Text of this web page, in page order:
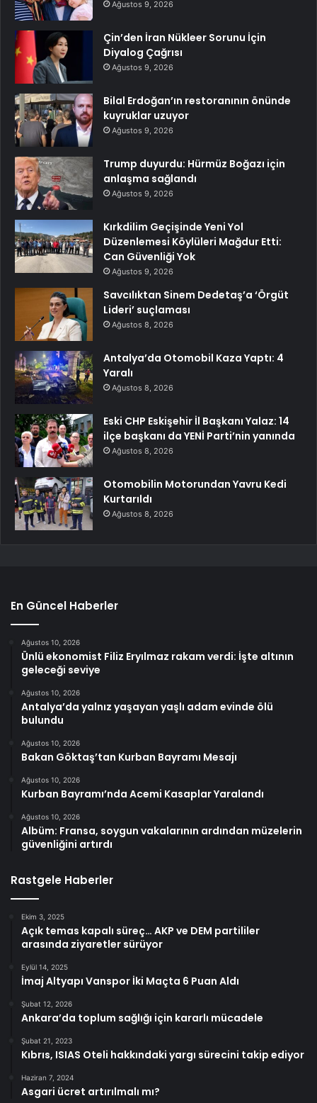
Ağustos 9, 2026
Çin’den İran Nükleer Sorunu İçin
Diyalog Çağrısı
Ağustos 9, 2026
Bilal Erdoğan’ın restoranının önünde
kuyruklar uzuyor
Ağustos 9, 2026
Trump duyurdu: Hürmüz Boğazı için
anlaşma sağlandı
Ağustos 9, 2026
Kırkdilim Geçişinde Yeni Yol
Düzenlemesi Köylüleri Mağdur Etti:
Can Güvenliği Yok
Ağustos 9, 2026
Savcılıktan Sinem Dedetaş’a ‘Örgüt
Lideri’ suçlaması
Ağustos 8, 2026
Antalya’da Otomobil Kaza Yaptı: 4
Yaralı
Ağustos 8, 2026
Eski CHP Eskişehir İl Başkanı Yalaz: 14
ilçe başkanı da YENİ Parti’nin yanında
Ağustos 8, 2026
Otomobilin Motorundan Yavru Kedi
Kurtarıldı
Ağustos 8, 2026
En Güncel Haberler
Ağustos 10, 2026
Ünlü ekonomist Filiz Eryılmaz rakam verdi: İşte altının
geleceği seviye
Ağustos 10, 2026
Antalya’da yalnız yaşayan yaşlı adam evinde ölü
bulundu
Ağustos 10, 2026
Bakan Göktaş’tan Kurban Bayramı Mesajı
Ağustos 10, 2026
Kurban Bayramı’nda Acemi Kasaplar Yaralandı
Ağustos 10, 2026
Albüm: Fransa, soygun vakalarının ardından müzelerin
güvenliğini artırdı
Rastgele Haberler
Ekim 3, 2025
Açık temas kapalı süreç… AKP ve DEM partililer
arasında ziyaretler sürüyor
Eylül 14, 2025
İmaj Altyapı Vanspor İki Maçta 6 Puan Aldı
Şubat 12, 2026
Ankara’da toplum sağlığı için kararlı mücadele
Şubat 21, 2023
Kıbrıs, ISIAS Oteli hakkındaki yargı sürecini takip ediyor
Haziran 7, 2024
Asgari ücret artırılmalı mı?